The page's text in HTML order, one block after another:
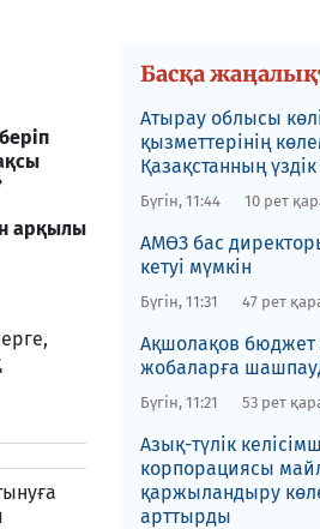
арқылы
Басқа
​Атырау облысы
қызметтерінің
Қазақстанның үздік
Бүгін, 11:44 10 рет
АМӨЗ бас
кетуі мүмкін
Бүгін, 11:31 47 рет
Ақшолақов
жобаларға
Бүгін, 11:21 53 рет
Азық-түлік
корпорациясы
қаржыландыру
арттырды